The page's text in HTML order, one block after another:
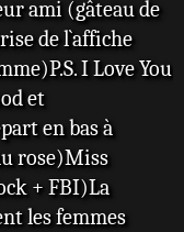
ami (gâteau de
de l`affiche
I Love You
et
en bas à
rose)Miss
+ FBI)La
les femmes